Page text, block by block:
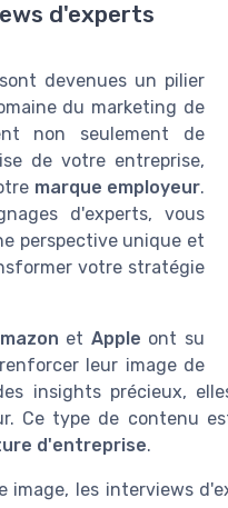
d'experts
devenues un pilier
du marketing de
non seulement de
de votre entreprise,
marque employeur.
d'experts, vous
perspective unique et
votre stratégie
et Apple ont su
leur image de
insights précieux,
Ce type de contenu
d'entreprise.
image, les interviews